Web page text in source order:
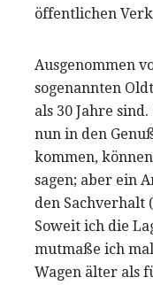
öffentlichen
Ausgenommen
sogenannten
als 30 Jahre
nun in den
kommen,
sagen; aber ein
den Sachverhalt
Soweit ich die
mutmaße ich
Wagen älter als